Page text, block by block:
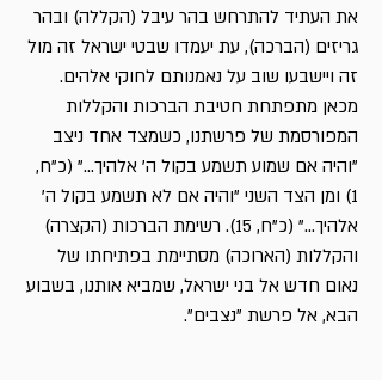
את העתיד להתרחש בהר עיבל (הקללה) ובהר
גריזים (הברכה), עת יעמדו שבטי ישראל זה מול
זה ויישבעו שוב על נאמנותם לחוקי אלהים.
מכאן מתפתחת חטיבת הברכות והקללות
המפורסמת של פרשתנו, כשמצד אחד ניצב
"והיה אם שמוע תשמע בקול ה' אלהיך..." (כ"ח,
1) ומן הצד השני "והיה אם לא תשמע בקול ה'
אלהיך..." (כ"ח, 15). רשימת הברכות (הקצרה)
והקללות (הארוכה) מסתיימת בפתיחתו של
נאום חדש אל בני ישראל, שמביא אותנו, בשבוע
הבא, אל פרשת "נצבים".